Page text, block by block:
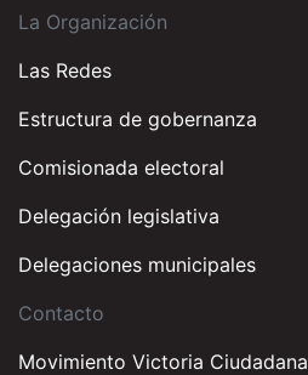
La Organización
Las Redes
Estructura de gobernanza
Comisionada electoral
Delegación legislativa
Delegaciones municipales
Contacto
Movimiento Victoria Ciudadana